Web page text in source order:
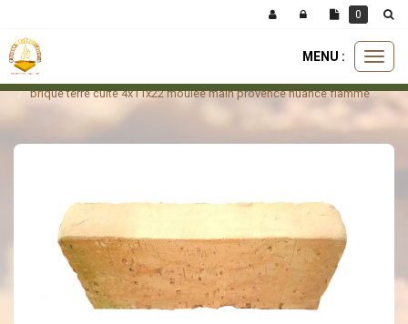
menu
MENU :
briques
brique terre cuite 4x11x22 moulée main provence nuancé flammé
0